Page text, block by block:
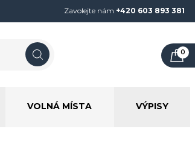
Zavolejte nám +420 603 893 381
0
VOLNÁ MÍSTA VÝPISY